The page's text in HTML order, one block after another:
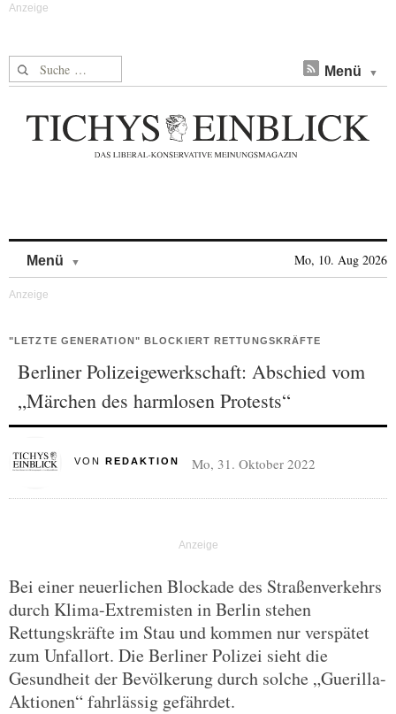
Suche nach: Menü
Menü Mo, 10. Aug 2026
"LETZTE GENERATION" BLOCKIERT RETTUNGSKRÄFTE
Berliner Polizeigewerkschaft: Abschied vom
„Märchen des harmlosen Protests“
VON REDAKTION Mo, 31. Oktober 2022
Bei einer neuerlichen Blockade des Straßenverkehrs
durch Klima-Extremisten in Berlin stehen
Rettungskräfte im Stau und kommen nur verspätet
zum Unfallort. Die Berliner Polizei sieht die
Gesundheit der Bevölkerung durch solche „Guerilla-
Aktionen“ fahrlässig gefährdet.